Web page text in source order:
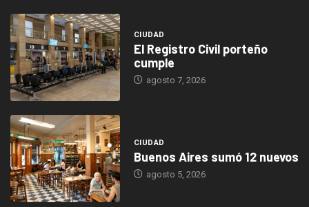
CIUDAD
El Registro Civil porteño
cumple
agosto 7, 2026
CIUDAD
Buenos Aires sumó 12 nuevos
agosto 5, 2026